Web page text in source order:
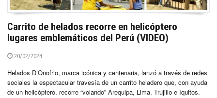
Carrito de helados recorre en helicóptero
lugares emblemáticos del Perú (VIDEO)
20/02/2024
Helados D’Onofrio, marca icónica y centenaria, lanzó a través de redes
sociales la espectacular travesía de un carrito heladero que, con ayuda
de un helicóptero, recorre “volando” Arequipa, Lima, Trujillo e Iquitos.